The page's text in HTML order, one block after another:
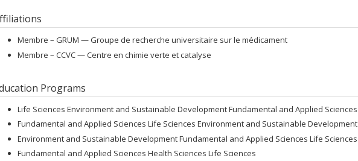
Membre – GRUM — Groupe de recherche universitaire sur le médicament
Membre – CCVC — Centre en chimie verte et catalyse
Programs
Life Sciences Environment and Sustainable Development Fundamental and Applied Sciences
Fundamental and Applied Sciences Life Sciences Environment and Sustainable Development
Environment and Sustainable Development Fundamental and Applied Sciences Life Sciences
Fundamental and Applied Sciences Health Sciences Life Sciences